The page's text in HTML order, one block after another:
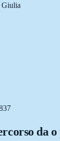
Giulia
da